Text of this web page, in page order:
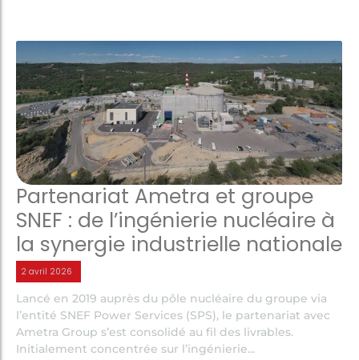
Partenariat Ametra et groupe
SNEF : de l’ingénierie nucléaire à
la synergie industrielle nationale
2 avril 2026
Lancé en 2019 auprès du pôle nucléaire du groupe via
l’entité SNEF Power Services (SPS), le partenariat avec
Ametra Group s’est consolidé au fil des livrables.
Initialement concentrée sur l’ingénierie...